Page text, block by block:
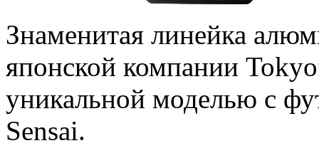
Знаменитая линейка
японской компании
уникальной моделью с
Sensai.